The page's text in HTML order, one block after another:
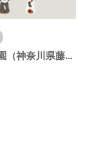
西外原公園（神奈川県藤沢市）